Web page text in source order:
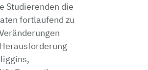
Studierenden die
fortlaufend zu